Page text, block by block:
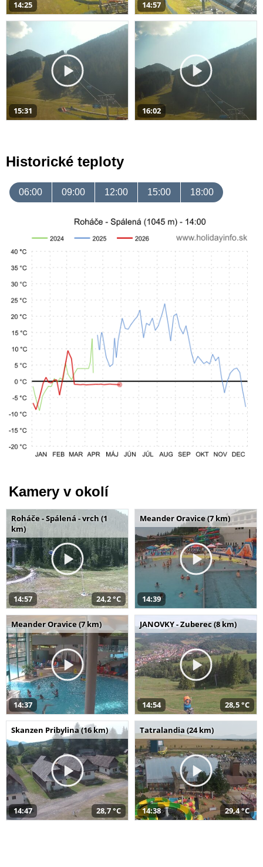
14:25 14:57
15:31 16:02
Historické teploty
06:00 09:00 12:00 15:00 18:00
Kamery v okolí
Roháče - Spálená - vrch (1
km)
14:57 24,2 °C
Meander Oravice (7 km)
14:39
Meander Oravice (7 km)
14:37
JANOVKY - Zuberec (8 km)
14:54 28,5 °C
Skanzen Pribylina (16 km)
14:47 28,7 °C
Tatralandia (24 km)
14:38 29,4 °C